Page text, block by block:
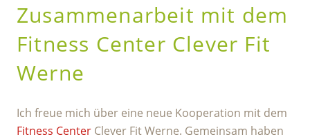
Zusammenarbeit mit dem
Fitness Center Clever Fit
Werne
Ich freue mich über eine neue Kooperation mit dem
Fitness Center Clever Fit Werne. Gemeinsam haben